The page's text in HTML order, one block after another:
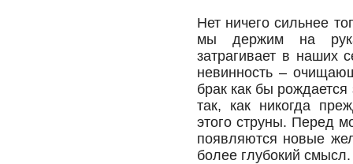
Нет ничего сильнее
мы держим на
затрагивает в наших
невинность –
брак как бы
так, как никогда
этого струны. Перед
появляются новые
более глубокий смысл.